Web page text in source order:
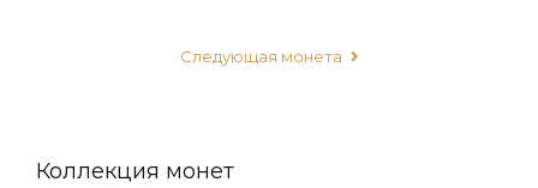
Следующая монета
Коллекция монет